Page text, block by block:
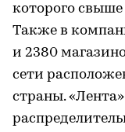
которого
Также в
и 2380
сети
страны.